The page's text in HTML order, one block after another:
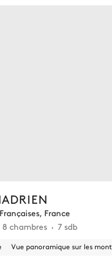
France
8 chambres 7 sdb